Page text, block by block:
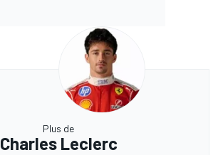
Plus de
Charles Leclerc